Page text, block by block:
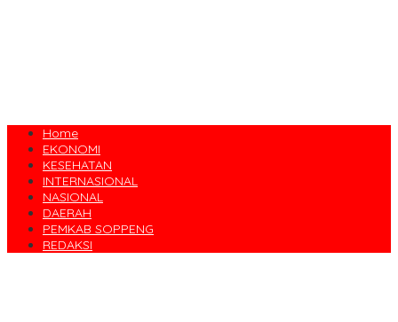
Home
EKONOMI
KESEHATAN
INTERNASIONAL
NASIONAL
DAERAH
PEMKAB SOPPENG
REDAKSI